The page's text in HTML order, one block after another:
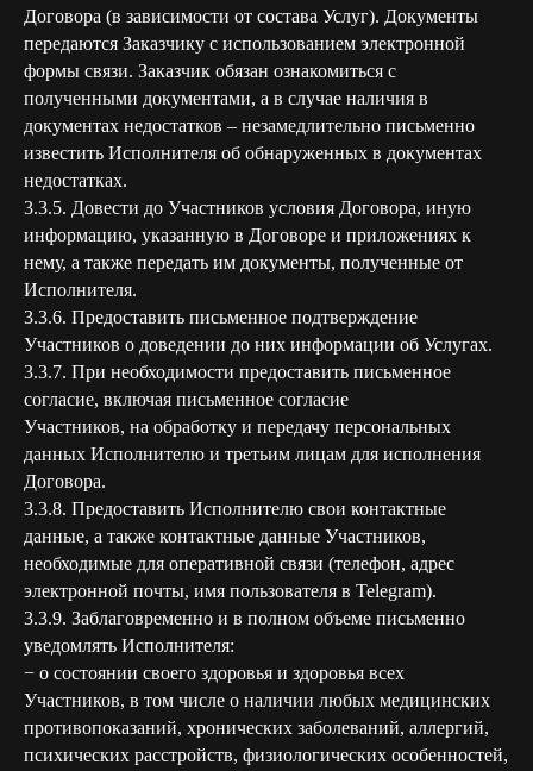
Договора (в зависимости от состава Услуг). Документы
передаются Заказчику с использованием электронной
формы связи. Заказчик обязан ознакомиться с
полученными документами, а в случае наличия в
документах недостатков – незамедлительно письменно
известить Исполнителя об обнаруженных в документах
недостатках.
3.3.5. Довести до Участников условия Договора, иную
информацию, указанную в Договоре и приложениях к
нему, а также передать им документы, полученные от
Исполнителя.
3.3.6. Предоставить письменное подтверждение
Участников о доведении до них информации об Услугах.
3.3.7. При необходимости предоставить письменное
согласие, включая письменное согласие
Участников, на обработку и передачу персональных
данных Исполнителю и третьим лицам для исполнения
Договора.
3.3.8. Предоставить Исполнителю свои контактные
данные, а также контактные данные Участников,
необходимые для оперативной связи (телефон, адрес
электронной почты, имя пользователя в Telegram).
3.3.9. Заблаговременно и в полном объеме письменно
уведомлять Исполнителя:
− о состоянии своего здоровья и здоровья всех
Участников, в том числе о наличии любых медицинских
противопоказаний, хронических заболеваний, аллергий,
психических расстройств, физиологических особенностей,